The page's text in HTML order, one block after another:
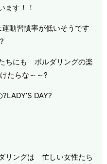
ます！！
動習慣率が低いそうです
ちにも ボルダリングの楽
たらな～～?
DAY?
リングは 忙しい女性たち